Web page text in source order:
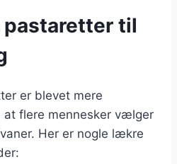
til
er blevet mere
flere mennesker vælger
Her er nogle lækre